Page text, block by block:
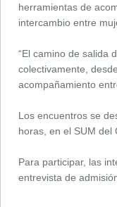
herramientas de
intercambio entre
“El camino de salida
colectivamente,
acompañamiento
Los encuentros se
horas, en el SUM del
Para participar, las
entrevista de